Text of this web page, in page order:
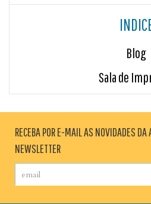
Blog
Sala de
RECEBA POR E-MAIL AS NOVIDADES
NEWSLETTER